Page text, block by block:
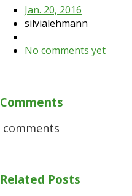
Jan. 20, 2016
silvialehmann
No comments yet
Comments
comments
Related Posts